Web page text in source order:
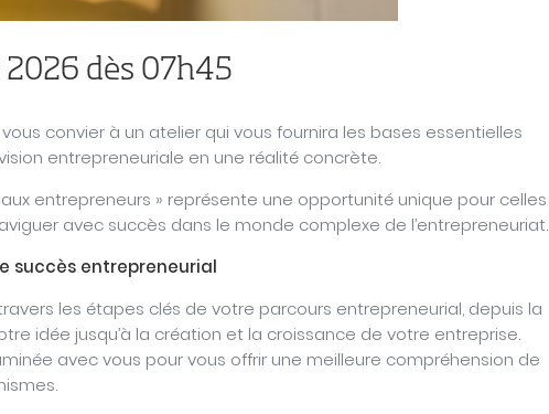
2026 dès 07h45
convier à un atelier qui vous fournira les bases essentielles
entrepreneuriale en une réalité concrète.
entrepreneurs » représente une opportunité unique pour celles
avec succès dans le monde complexe de l’entrepreneuriat.
succès entrepreneurial
les étapes clés de votre parcours entrepreneurial, depuis la
idée jusqu’à la création et la croissance de votre entreprise.
avec vous pour vous offrir une meilleure compréhension de